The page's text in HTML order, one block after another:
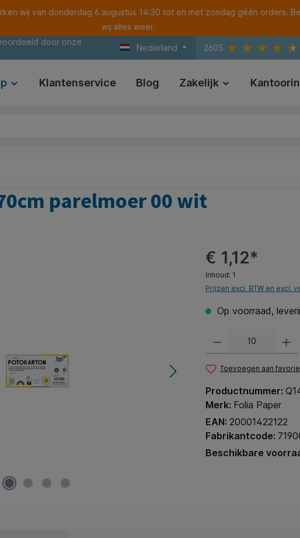
wij van donderdag 6 augustus 14:30 tot en met zondag géén orders.
wij alles weer.
door onze
Nederland 2605
Klantenservice Blog Zakelijk
parelmoer 00 wit
€ 1,12*
Inhoud: 1
Prijzen excl. BTW en excl.
Op voorraad,
Toevoegen aan
Productnummer:
Merk: Folia Paper
EAN: 20001422122
Fabrikantcode:
Beschikbare